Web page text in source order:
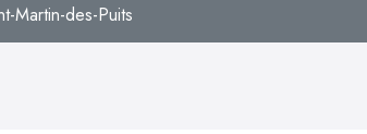
Martin-des-Puits